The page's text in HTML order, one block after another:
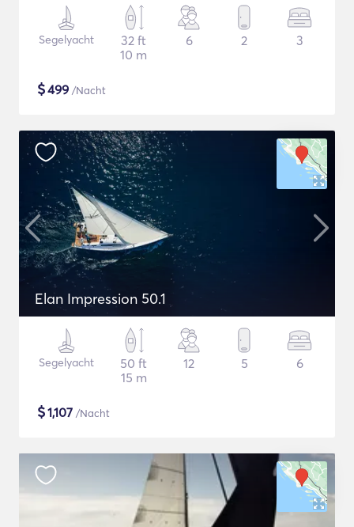
Segelyacht
32 ft
10 m
6 2 3
$499 /Nacht
Elan Impression 50.1
Segelyacht
50 ft
15 m
12 5 6
$1,107 /Nacht